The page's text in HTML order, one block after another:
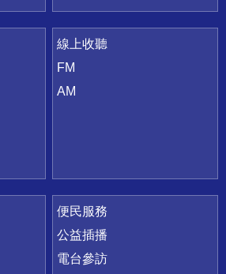
線上收聽
FM
AM
便民服務
公益插播
電台參訪